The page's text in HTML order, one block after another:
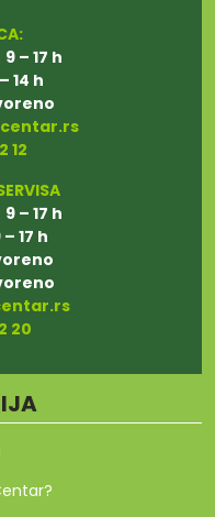
9 – 17 h
14 h
12
9 – 17 h
– 17 h
20